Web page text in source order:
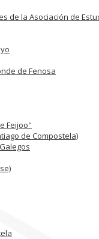
de la Asociación de
de Fenosa
Feijoo"
de Compostela)